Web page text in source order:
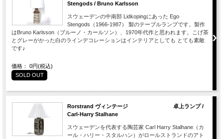
Stengods / Bruno Karlsson
スウェーデンの中南部 Lidkopingにあった Ego
Stengods（1966-1987） 製のテーブルランプです。製作
はBruno Karlsson（ブルーノ・カールソン）、1970年代作と思われます。こげ茶
とグレーがかった白のラインデコレーションはインテリアとしても とても素敵
です♪
価格： 0円(税込)
SOLD OUT
Rorstrand ヴィンテージ 卓上ランプ /
Carl-Harry Stalhane
スウェーデンを代表する陶芸家 Carl Harry Stalhane（カ
ール・ハリー・スタルハン）がロールストランドのアト